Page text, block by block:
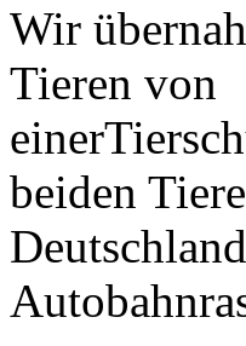
Wir
Tieren von
beiden